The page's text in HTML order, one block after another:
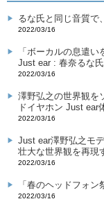
るな氏と同じ音質で
2022/03/16
「ボーカルの息遣い
Just ear : 春奈るな
2022/03/16
澤野弘之の世界観
ドイヤホン Just ear
2022/03/16
Just ear澤野弘之モ
壮大な世界観を再現
2022/03/16
「春のヘッドフォ
2022/03/16